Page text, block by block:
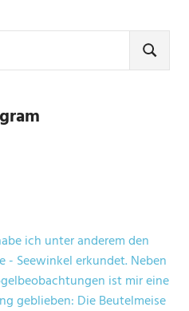
SUCHEN